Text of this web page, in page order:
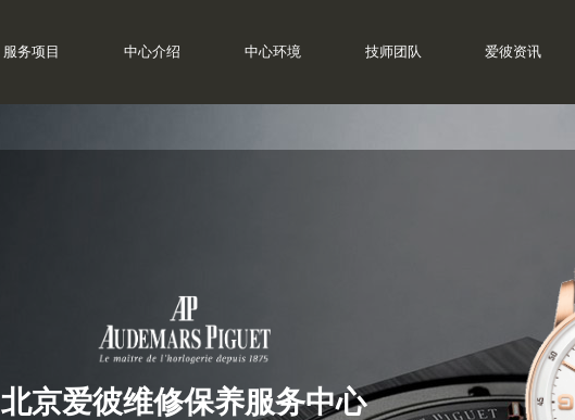
服务项目 中心介绍 中心环境 技师团队 爱彼资讯
北京爱彼维修保养服务中心